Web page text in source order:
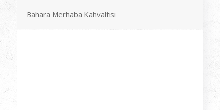
Bahara Merhaba Kahvaltısı